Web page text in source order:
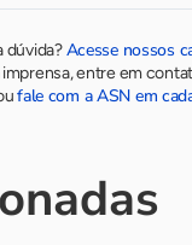
dúvida?Acesse nossos
entre em
fale com a ASN em